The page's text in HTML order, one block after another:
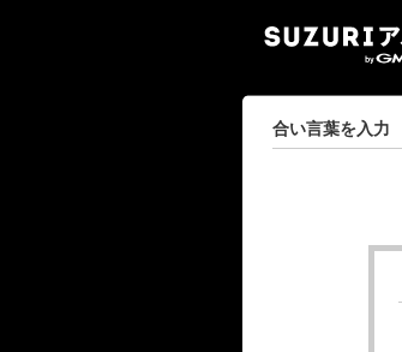
合い言葉を入力